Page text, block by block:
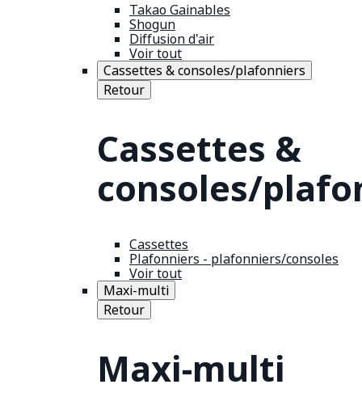
Takao Gainables
Shogun
Diffusion d'air
Voir tout
Cassettes & consoles/plafonniers
Retour
Cassettes &
consoles/
Cassettes
Plafonniers - plafonniers/consoles
Voir tout
Maxi-multi
Retour
Maxi-multi